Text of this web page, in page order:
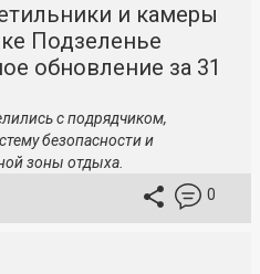
и камеры
Подзеленье
обновление за 31
с подрядчиком,
безопасности и
зоны отдыха.
0